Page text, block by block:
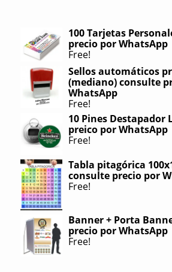
100 Tarjetas
precio por WhatsApp
Free!
Sellos automáticos
(mediano) consulte
WhatsApp
Free!
10 Pines Destapador
preico por WhatsApp
Free!
Tabla pitagórica
consulte precio por
Free!
Banner + Porta
precio por WhatsApp
Free!